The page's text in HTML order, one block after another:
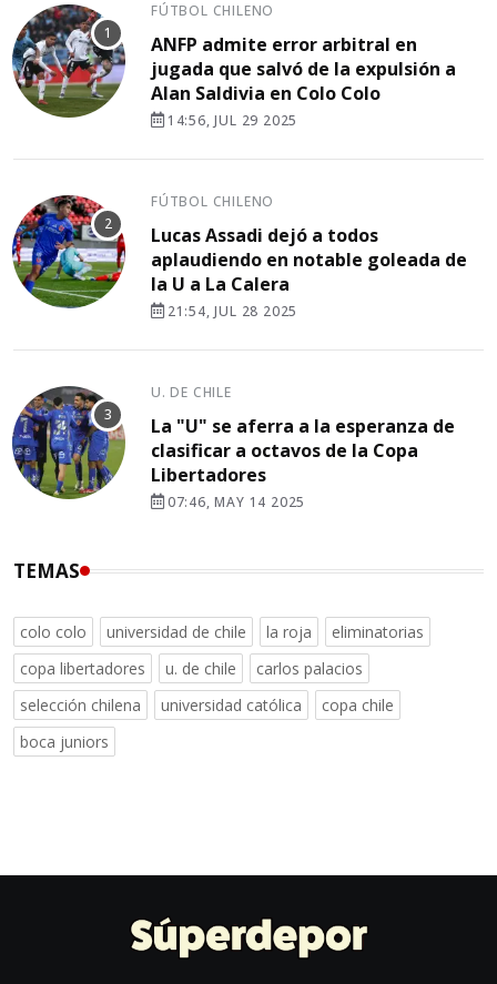
FÚTBOL CHILENO
ANFP admite error arbitral en
jugada que salvó de la expulsión a
Alan Saldivia en Colo Colo
14:56, JUL 29 2025
FÚTBOL CHILENO
Lucas Assadi dejó a todos
aplaudiendo en notable goleada de
la U a La Calera
21:54, JUL 28 2025
U. DE CHILE
La "U" se aferra a la esperanza de
clasificar a octavos de la Copa
Libertadores
07:46, MAY 14 2025
TEMAS
colo colo universidad de chile la roja
eliminatorias
copa libertadores
u. de chile
carlos palacios
selección chilena
universidad católica
copa chile
boca juniors